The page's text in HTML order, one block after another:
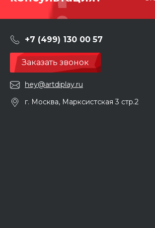
+7 (499) 130 00 57
Заказать звонок
hey@artdiplay.ru
г. Москва, Марксистская 3 стр.2